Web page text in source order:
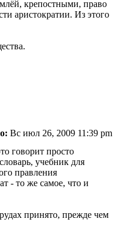
крепостными, право
аристократии. Из этого
Вс июл 26, 2009 11:39 pm
говорит просто
учебник для
правления
- то же самое, что и
принято, прежде чем